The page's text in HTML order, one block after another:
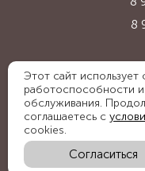
8
ул.
Этот сайт
работоспособности и
обслуживания.
соглашаетесь с
cookies.
Согласиться